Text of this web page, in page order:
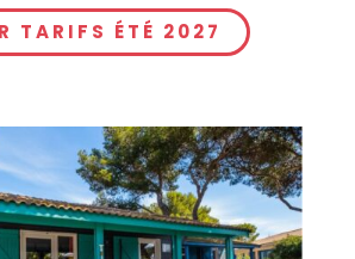
TARIFS ÉTÉ 2027